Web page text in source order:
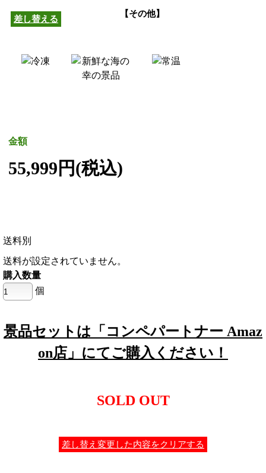
差し替える
【その他】
金額
55,999円(税込)
送料別
送料が設定されていません。
購入数量
個
景品セットは「コンペパートナー Amaz
on店」にてご購入ください！
SOLD OUT
差し替え変更した内容をクリアする